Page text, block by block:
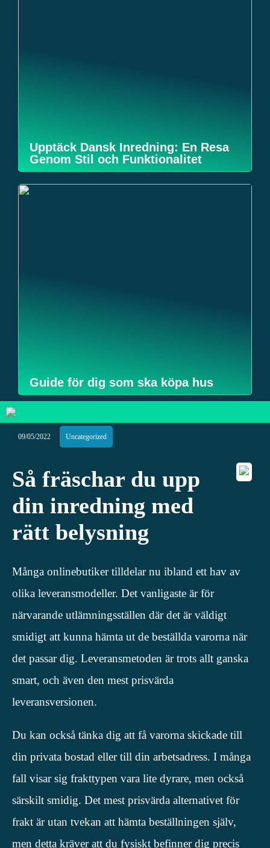
Upptäck Dansk Inredning: En Resa
Genom Stil och Funktionalitet
Guide för dig som ska köpa hus
09/05/2022 Uncategorized
Så fräschar du upp
din inredning med
rätt belysning
Många onlinebutiker tilldelar nu ibland ett hav av
olika leveransmodeller. Det vanligaste är för
närvarande utlämningsställen där det är väldigt
smidigt att kunna hämta ut de beställda varorna när
det passar dig. Leveransmetoden är trots allt ganska
smart, och även den mest prisvärda
leveransversionen.
Du kan också tänka dig att få varorna skickade till
din privata bostad eller till din arbetsadress. I många
fall visar sig frakttypen vara lite dyrare, men också
särskilt smidig. Det mest prisvärda alternativet för
frakt är utan tvekan att hämta beställningen själv,
men detta kräver att du fysiskt befinner dig precis